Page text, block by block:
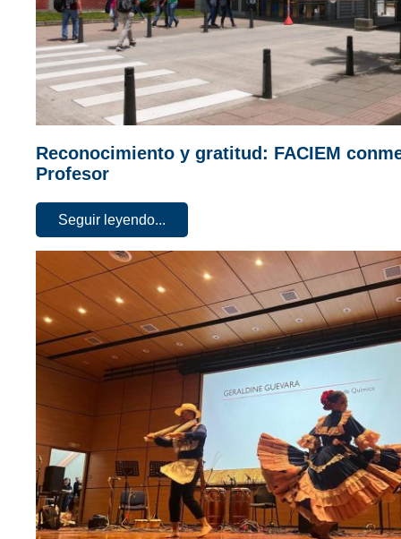
Reconocimiento y gratitud: FACIEM
Profesor
Seguir leyendo...